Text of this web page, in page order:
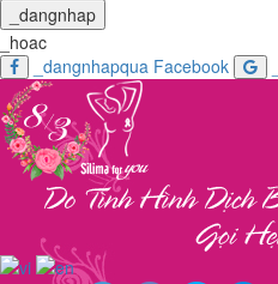
_dangnhap
_hoac
_dangnhapqua Facebook